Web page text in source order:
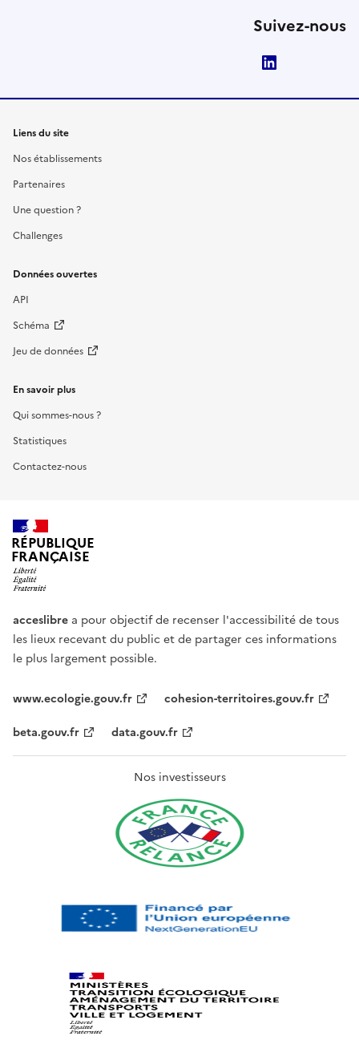
Suivez-nous
Liens du site
Nos établissements
Partenaires
Une question ?
Challenges
Données ouvertes
API
Schéma
Jeu de données
En savoir plus
Qui sommes-nous ?
Statistiques
Contactez-nous
RÉPUBLIQUE
FRANÇAISE
acceslibre a pour objectif de recenser l'accessibilité de tous
les lieux recevant du public et de partager ces informations
le plus largement possible.
www.ecologie.gouv.fr
cohesion-territoires.gouv.fr
beta.gouv.fr
data.gouv.fr
Nos investisseurs